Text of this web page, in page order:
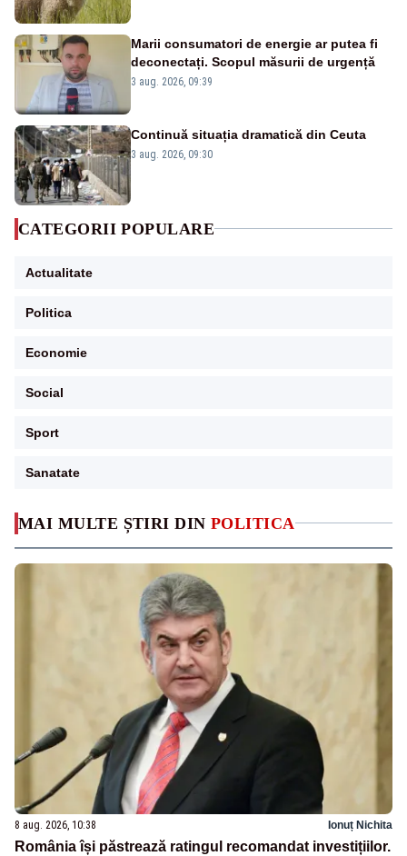
MAI MULTE ȘTIRI DIN POLITICA
8 aug. 2026, 10:38 Ionuț Nichita
România își păstrează ratingul recomandat investițiilor.
Marii consumatori de energie ar putea fi
deconectați. Scopul măsurii de urgență
3 aug. 2026, 09:39
Continuă situația dramatică din Ceuta
3 aug. 2026, 09:30
CATEGORII POPULARE
Actualitate
Politica
Economie
Social
Sport
Sanatate